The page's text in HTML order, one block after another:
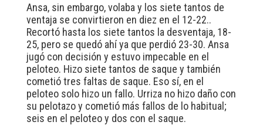
Ansa, sin embargo, volaba y los siete tantos de
ventaja se convirtieron en diez en el 12-22..
Recortó hasta los siete tantos la desventaja, 18-
25, pero se quedó ahí ya que perdió 23-30. Ansa
jugó con decisión y estuvo impecable en el
peloteo. Hizo siete tantos de saque y también
cometió tres faltas de saque. Eso sí, en el
peloteo solo hizo un fallo. Urriza no hizo daño con
su pelotazo y cometió más fallos de lo habitual;
seis en el peloteo y dos con el saque.